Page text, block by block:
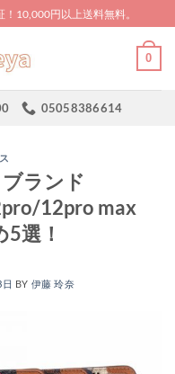
10,000円以上送料無料。
0
05058386614
ランド
12pro max
選！
BY 伊藤 玲奈